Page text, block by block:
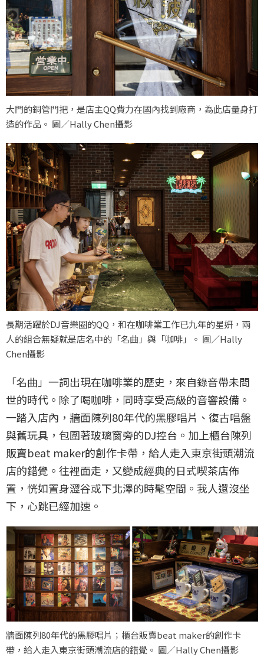
大門的銅管門把，是店主QQ費力在國內找到廠商，為此店量身打
造的作品。 圖／Hally Chen攝影
長期活躍於DJ音樂圈的QQ，和在咖啡業工作已九年的星妍，兩
人的組合無疑就是店名中的「名曲」與「咖啡」。 圖／Hally
Chen攝影
「名曲」一詞出現在咖啡業的歷史，來自錄音帶未問
世的時代。除了喝咖啡，同時享受高級的音響設備。
一踏入店內，牆面陳列80年代的黑膠唱片、復古唱盤
與舊玩具，包圍著玻璃窗旁的DJ控台。加上櫃台陳列
販賣beat maker的創作卡帶，給人走入東京街頭潮流
店的錯覺。往裡面走，又變成經典的日式喫茶店佈
置，恍如置身澀谷或下北澤的時髦空間。我人還沒坐
下，心跳已經加速。
牆面陳列80年代的黑膠唱片；櫃台販賣beat maker的創作卡
帶，給人走入東京街頭潮流店的錯覺。 圖／Hally Chen攝影